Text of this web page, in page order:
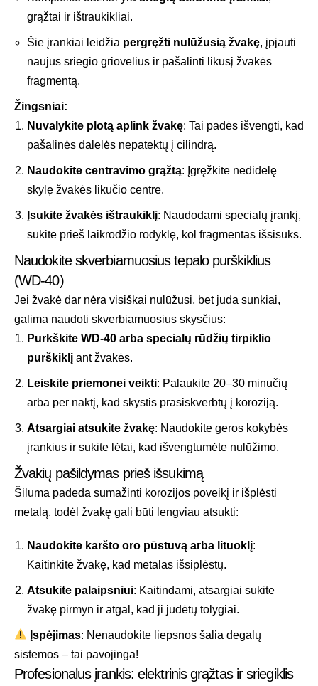
grąžtai ir ištraukikliai.
Šie įrankiai leidžia pergręžti nulūžusią žvakę, įpjauti
naujus sriegio griovelius ir pašalinti likusį žvakės
fragmentą.
Žingsniai:
Nuvalykite plotą aplink žvakę: Tai padės išvengti, kad
pašalinės dalelės nepatektų į cilindrą.
Naudokite centravimo grąžtą: Įgręžkite nedidelę
skylę žvakės likučio centre.
Įsukite žvakės ištraukiklį: Naudodami specialų įrankį,
sukite prieš laikrodžio rodyklę, kol fragmentas išsisuks.
Naudokite skverbiamuosius tepalo purškiklius
(WD-40)
Jei žvakė dar nėra visiškai nulūžusi, bet juda sunkiai,
galima naudoti skverbiamuosius skysčius:
Purkškite WD-40 arba specialų rūdžių tirpiklio
purškiklį ant žvakės.
Leiskite priemonei veikti: Palaukite 20–30 minučių
arba per naktį, kad skystis prasiskverbtų į koroziją.
Atsargiai atsukite žvakę: Naudokite geros kokybės
įrankius ir sukite lėtai, kad išvengtumėte nulūžimo.
Žvakių pašildymas prieš išsukimą
Šiluma padeda sumažinti korozijos poveikį ir išplėsti
metalą, todėl žvakę gali būti lengviau atsukti:
Naudokite karšto oro pūstuvą arba lituoklį:
Kaitinkite žvakę, kad metalas išsiplėstų.
Atsukite palaipsniui: Kaitindami, atsargiai sukite
žvakę pirmyn ir atgal, kad ji judėtų tolygiai.
Įspėjimas: Nenaudokite liepsnos šalia degalų
sistemos – tai pavojinga!
Profesionalus įrankis: elektrinis grąžtas ir sriegiklis